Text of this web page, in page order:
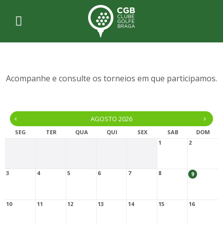
Acompanhe e consulte os torneios em que participamos.
AGOSTO 2026
SEG TER QUA QUI SEX SAB
DOM
1
2
3 4 5 6 7 8 9
10 11 12 13 14 15 16